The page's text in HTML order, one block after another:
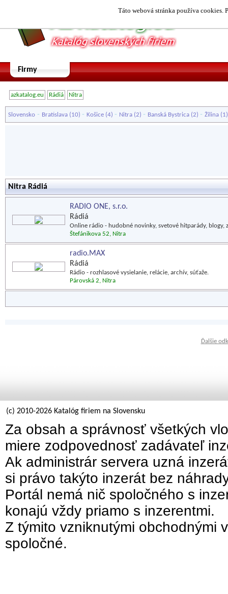
Táto webová stránka používa cookies.
Firmy
azkatalog.eu Rádiá Nitra
Slovensko - Bratislava (10) - Košice (4) - Nitra (2) - Banská Bystrica (2) - Žilina
Nitra Rádiá
RADIO ONE, s.r.o.
Rádiá
Online rádio - hudobné novinky, svetové hitparády, blogy,
Štefánikova 52, Nitra
radio.MAX
Rádiá
Rádio - rozhlasové vysielanie, relácie, archív, súťaže.
Párovská 2, Nitra
Ďalšie
(c) 2010-2026 Katalóg firiem na Slovensku
Za obsah a správnosť všetkých
miere zodpovednosť zadávateľ
Ak administrár servera uzná
si právo takýto inzerát bez
Portál nemá nič spoločného s
konajú vždy priamo s inzerentmi.
Z týmito vzniknutými obchodnými
spoločné.